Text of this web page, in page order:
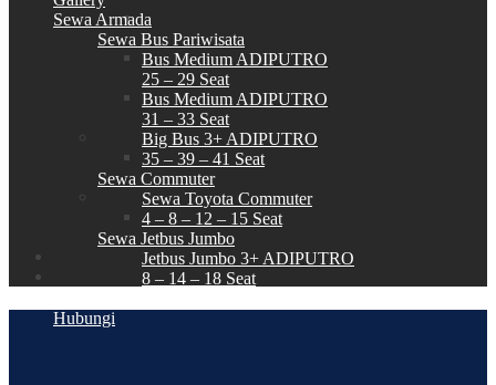
Sewa Armada
Sewa Bus Pariwisata
Bus Medium ADIPUTRO
25 – 29 Seat
Bus Medium ADIPUTRO
31 – 33 Seat
Big Bus 3+ ADIPUTRO
35 – 39 – 41 Seat
Sewa Commuter
Sewa Toyota Commuter
4 – 8 – 12 – 15 Seat
Sewa Jetbus Jumbo
Jetbus Jumbo 3+ ADIPUTRO
8 – 14 – 18 Seat
Hubungi